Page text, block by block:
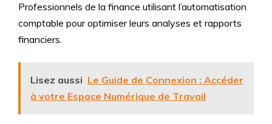
Professionnels de la finance utilisant l’automatisation
comptable pour optimiser leurs analyses et rapports
financiers.
Lisez aussi Le Guide de Connexion : Accéder
à votre Espace Numérique de Travail